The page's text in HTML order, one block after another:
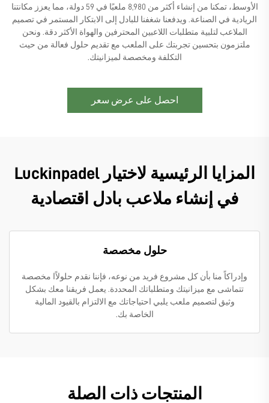
الأوسط، تمكنا من إنشاء أكثر من 8,980 ملعبًا في 59 دولة، مما يعزز مكانتنا
الريادية في الصناعة. ويدفعنا شغفنا للبادل إلى الابتكار المستمر في تصميم
الملاعب لتلبية متطلبات اللاعبين المحترفين والهواة الأكثر دقة. ونحن
ملتزمون بتحسين تجربتك على الملعب مع تقديم حلول فعالة من حيث
التكلفة ومخصصة لميزانيتك.
احصل على عرض سعر
المزايا الرئيسية لاختيار Luckinpadel
في إنشاء ملاعب بادل اقتصادية
حلول مخصصة
وإدراكاً منا بأن كل مشروع فريد من نوعه، فإننا نقدم حلولاًا مخصصة
تتماشى مع ميزانيتك ومتطلباتك المحددة. يعمل فريقنا معك بشكل
وثيق لتصميم ملعب يلبي احتياجاتك مع الالتزام بالقيود المالية
الخاصة بك.
المنتجات ذات الصلة